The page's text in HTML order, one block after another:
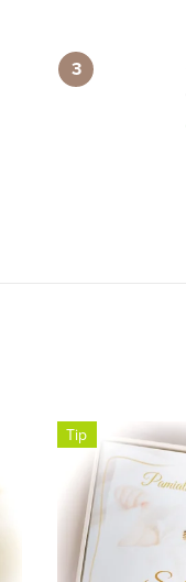
Tip